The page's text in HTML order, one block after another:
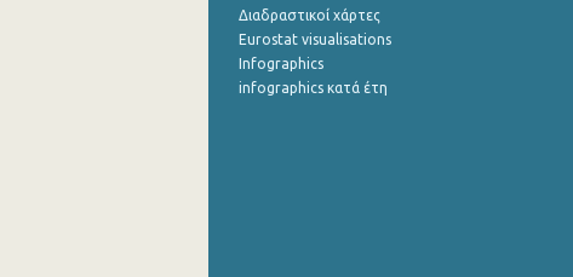
Αυγούστου 2022
Ιουλίου 2022
Διαδραστικοί χάρτες
Eurostat visualisations
Infographics
infographics κατά έτη